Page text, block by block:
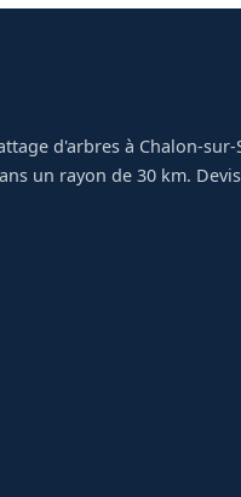
d'arbres à Chalon-sur-
un rayon de 30 km.